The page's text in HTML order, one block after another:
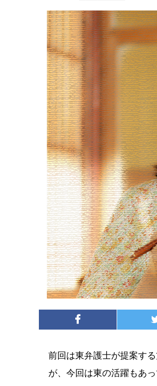
前回は東弁護士が提案す
が、今回は東の活躍もあ